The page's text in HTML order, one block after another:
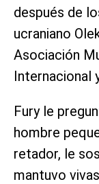
después de
ucraniano
Asociación
Internacional
Fury le
hombre
retador, le
mantuvo